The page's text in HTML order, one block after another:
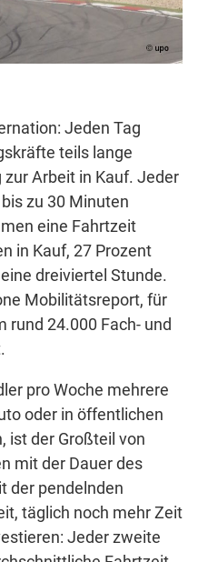
Jeden Tag
teils lange
Arbeit in Kauf. Jeder
zu 30 Minuten
eine Fahrtzeit
in Kauf, 27 Prozent
dreiviertel Stunde.
Mobilitätsreport, für
rund 24.000 Fach- und
pro Woche mehrere
oder in öffentlichen
ist der Großteil von
mit der Dauer des
der pendelnden
täglich noch mehr Zeit
Jeder zweite